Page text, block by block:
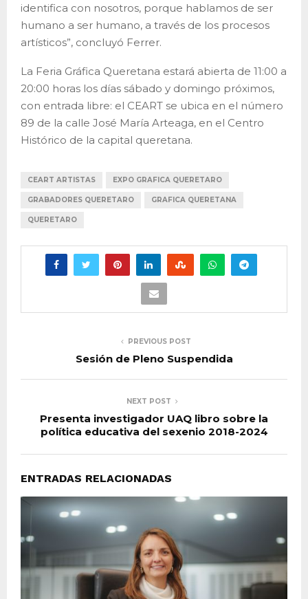
identifica con nosotros, porque hablamos de ser
humano a ser humano, a través de los procesos
artísticos”, concluyó Ferrer.
La Feria Gráfica Queretana estará abierta de 11:00 a
20:00 horas los días sábado y domingo próximos,
con entrada libre: el CEART se ubica en el número
89 de la calle José María Arteaga, en el Centro
Histórico de la capital queretana.
CEART ARTISTAS EXPO GRAFICA QUERETARO
GRABADORES QUERETARO GRAFICA QUERETANA
QUERETARO
PREVIOUS POST
Sesión de Pleno Suspendida
NEXT POST
Presenta investigador UAQ libro sobre la
política educativa del sexenio 2018-2024
ENTRADAS RELACIONADAS